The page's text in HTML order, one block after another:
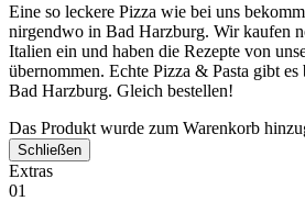
Eine so leckere Pizza wie bei uns
nirgendwo in Bad Harzburg. Wir kaufen
Italien ein und haben die Rezepte von
übernommen. Echte Pizza & Pasta gibt
Bad Harzburg. Gleich bestellen!
Das Produkt wurde zum Warenkorb
Schließen
Extras
01